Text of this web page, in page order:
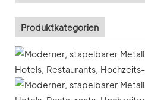
Produktkategorien